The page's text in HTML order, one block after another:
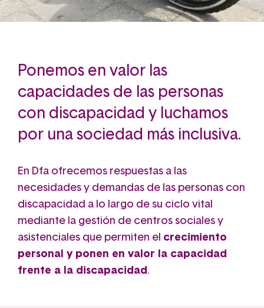
Ponemos en valor las
capacidades de las personas
con discapacidad y luchamos
por una sociedad más inclusiva.
En Dfa ofrecemos respuestas a las
necesidades y demandas de las personas con
discapacidad a lo largo de su ciclo vital
mediante la gestión de centros sociales y
asistenciales que permiten el crecimiento
personal y ponen en valor la capacidad
frente a la discapacidad .